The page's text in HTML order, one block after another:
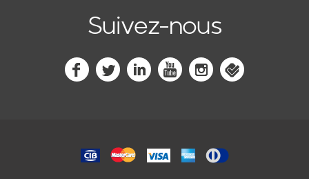
Suivez-nous